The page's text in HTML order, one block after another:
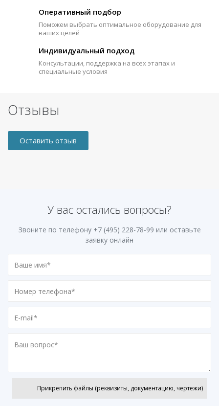
Оперативный подбор
Поможем выбрать оптимальное оборудование для
ваших целей
Индивидуальный подход
Консультации, поддержка на всех этапах и
специальные условия
Отзывы
Оставить отзыв
У вас остались вопросы?
Звоните по телефону +7 (495) 228-78-99 или оставьте
заявку онлайн
Прикрепить файлы (реквизиты, документацию, чертежи)